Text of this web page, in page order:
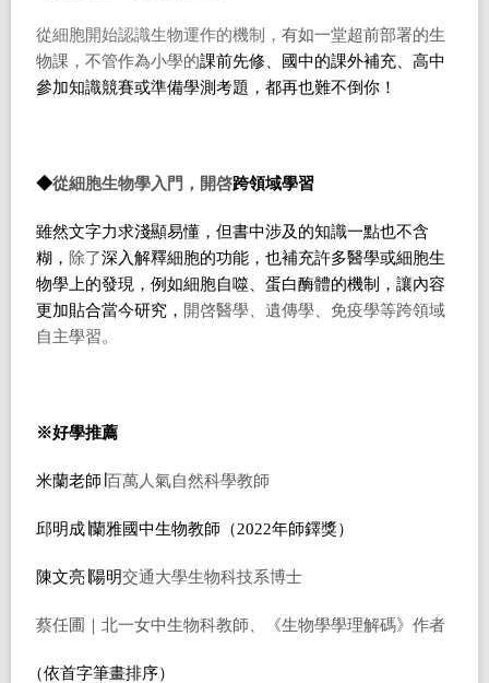
從細胞開始認識生物運作的機制， 有如一堂超前部署的生
物課，不管作為小學的課前先修、國中的課外補充、高中
參加知識競賽或準備學測考題，都再也難不倒你！
◆從細胞生物學入門，開啓跨領域學習
雖然文字力求淺顯易懂，但書中涉及的知識一點也不含
糊， 除了深入解釋細胞的功能，也補充許多醫學或細胞生
物學上的發現，例如細胞自噬、蛋白酶體的機制，讓內容
更加貼合當今研究， 開啓醫學、遺傳學、免疫學等跨領域
自主學習。
※好學推薦
米蘭老師∣ 百萬人氣自然科學教師
邱明成∣蘭雅國中生物教師（2022年師鐸獎）
陳文亮∣陽明交通大學生物科技系博士
蔡任圃｜北一女中生物科教師、《生物學學理解碼》作者
（依首字筆畫排序）